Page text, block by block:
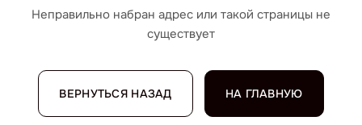
Неправильно набран адрес или такой страницы не
существует
ВЕРНУТЬСЯ НАЗАД НА ГЛАВНУЮ